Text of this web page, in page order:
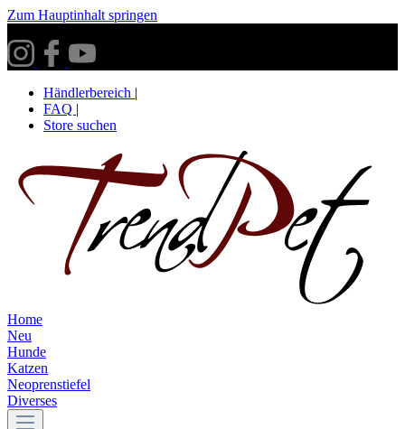
Zum Hauptinhalt springen
Händlerbereich |
FAQ |
Store suchen
Home
Neu
Hunde
Katzen
Neoprenstiefel
Diverses